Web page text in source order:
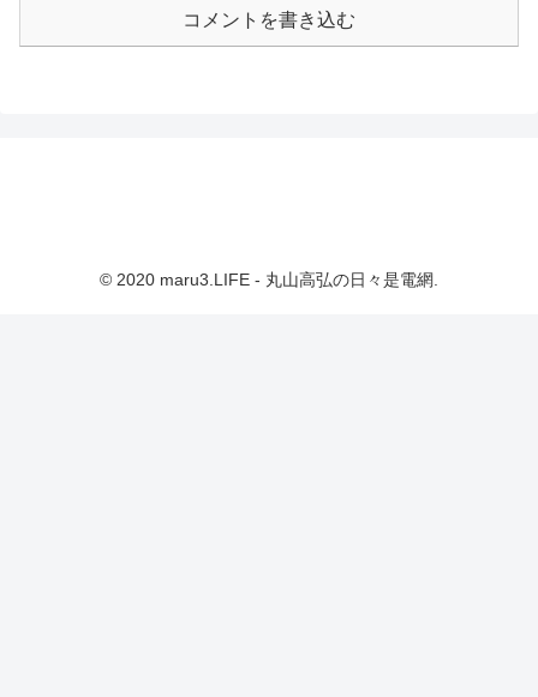
コメントを書き込む
© 2020 maru3.LIFE - 丸山高弘の日々是電網.